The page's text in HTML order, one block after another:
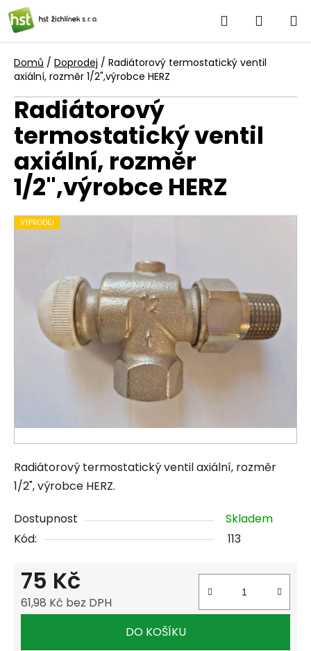
Přejít
na
obsah
Hledat
KOŠÍK
Domů / Doprodej / Radiátorový termostatický ventil
axiální, rozměr 1/2",výrobce HERZ
Radiátorový termostatický ventil axiální, rozměr
1/2", výrobce HERZ.
Dostupnost
Skladem
Kód:
113
75 Kč
61,98 Kč bez DPH
DO KOŠÍKU
Radiátorový
termostatický ventil
axiální, rozměr
1/2",výrobce HERZ
VÝPRODEJ